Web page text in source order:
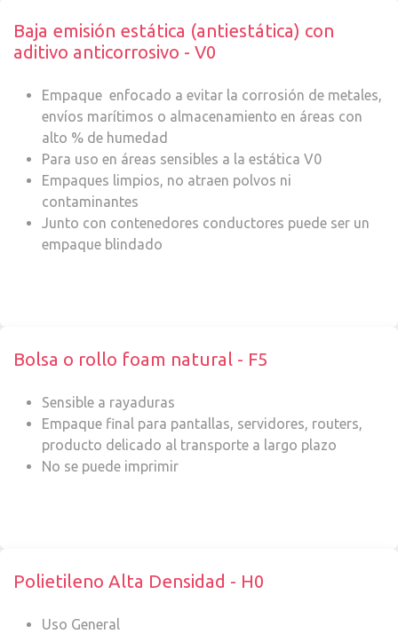
Baja emisión estática (antiestática) con
aditivo anticorrosivo - V0
Empaque enfocado a evitar la corrosión de metales,
envíos marítimos o almacenamiento en áreas con
alto % de humedad
Para uso en áreas sensibles a la estática V0
Empaques limpios, no atraen polvos ni
contaminantes
Junto con contenedores conductores puede ser un
empaque blindado
Bolsa o rollo foam natural - F5
Sensible a rayaduras
Empaque final para pantallas, servidores, routers,
producto delicado al transporte a largo plazo
No se puede imprimir
Polietileno Alta Densidad - H0
Uso General